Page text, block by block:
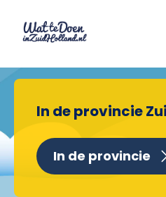
In de provincie
In de provincie